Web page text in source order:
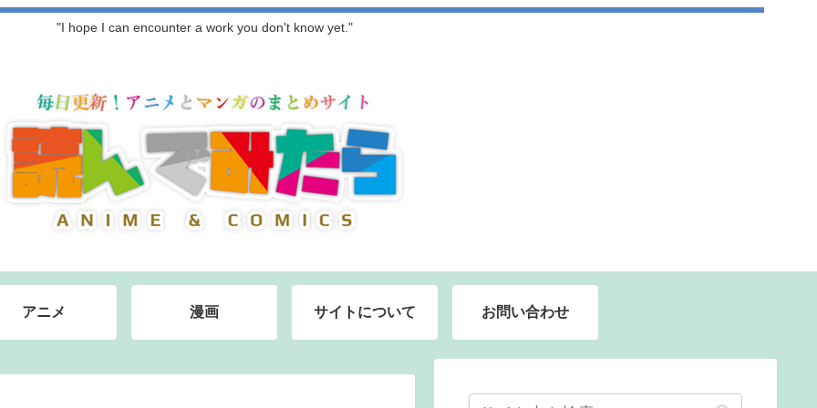
"I hope I can encounter a work you don't know yet."
アニメ 漫画 サイトについて お問い合わせ